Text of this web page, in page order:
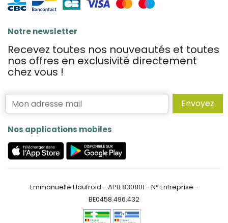
Notre newsletter
Recevez toutes nos nouveautés et toutes
nos offres en exclusivité directement
chez vous !
Envoyez
Nos applications mobiles
Emmanuelle Haufroid - APB 830801 - N° Entreprise -
BE0458.496.432